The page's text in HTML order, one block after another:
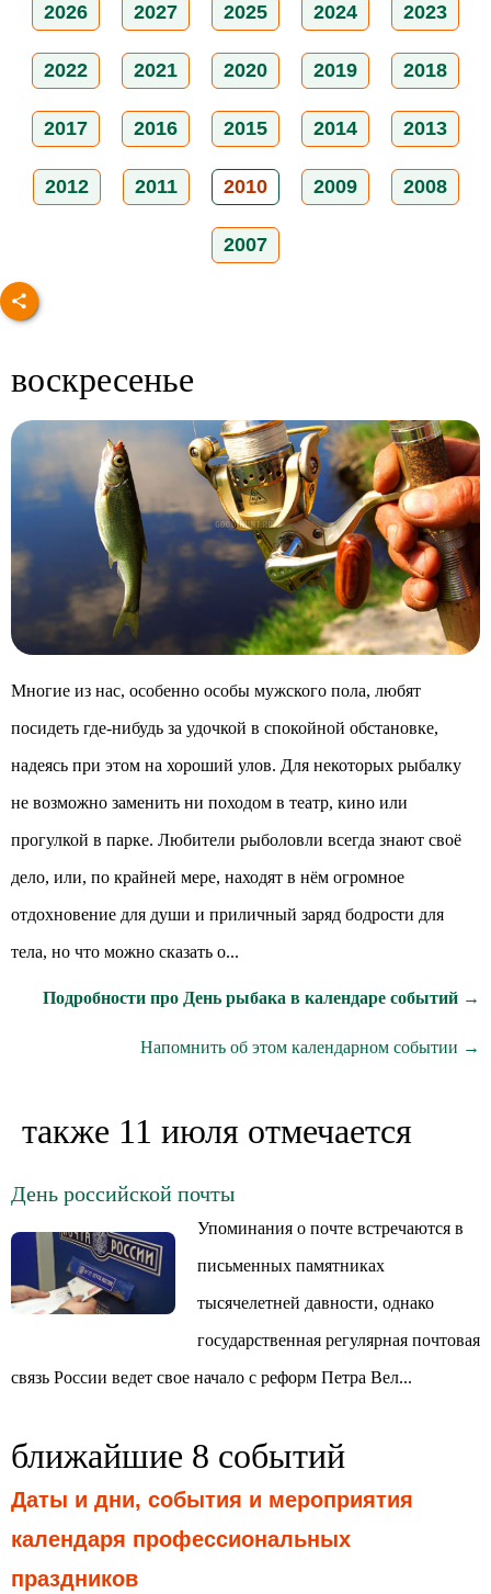
2026 2027 2025 2024 2023
2022 2021 2020 2019 2018
2017 2016 2015 2014 2013
2012 2011 2010 2009 2008
2007
воскресенье
Многие из нас, особенно особы мужского пола, любят
посидеть где-нибудь за удочкой в спокойной обстановке,
надеясь при этом на хороший улов. Для некоторых рыбалку
не возможно заменить ни походом в театр, кино или
прогулкой в парке. Любители рыболовли всегда знают своё
дело, или, по крайней мере, находят в нём огромное
отдохновение для души и приличный заряд бодрости для
тела, но что можно сказать о...
Подробности про День рыбака в календаре событий →
Напомнить об этом календарном событии →
также 11 июля отмечается
День российской почты
Упоминания о почте встречаются в
письменных памятниках
тысячелетней давности, однако
государственная регулярная почтовая
связь России ведет свое начало с реформ Петра Вел...
ближайшие 8 событий
Даты и дни, события и мероприятия
календаря профессиональных
праздников